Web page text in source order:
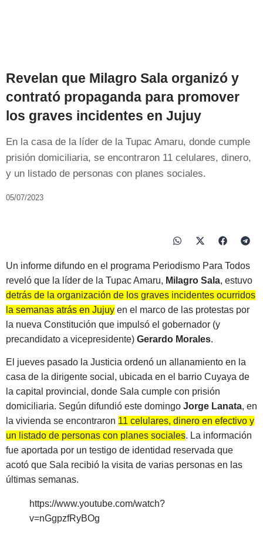
Revelan que Milagro Sala organizó y
contrató propaganda para promover
los graves incidentes en Jujuy
En la casa de la líder de la Tupac Amaru, donde cumple
prisión domiciliaria, se encontraron 11 celulares, dinero,
y un listado de personas con planes sociales.
05/07/2023
Un informe difundo en el programa Periodismo Para Todos
reveló que la líder de la Tupac Amaru, Milagro Sala, estuvo
detrás de la organización de los graves incidentes ocurridos
la semanas atrás en Jujuy en el marco de las protestas por
la nueva Constitución que impulsó el gobernador (y
precandidato a vicepresidente) Gerardo Morales.
El jueves pasado la Justicia ordenó un allanamiento en la
casa de la dirigente social, ubicada en el barrio Cuyaya de
la capital provincial, donde Sala cumple con prisión
domiciliaria. Según difundió este domingo Jorge Lanata, en
la vivienda se encontraron 11 celulares, dinero en efectivo y
un listado de personas con planes sociales. La información
fue aportada por un testigo de identidad reservada que
acotó que Sala recibió la visita de varias personas en las
últimas semanas.
https://www.youtube.com/watch?
v=nGgpzfRyBOg